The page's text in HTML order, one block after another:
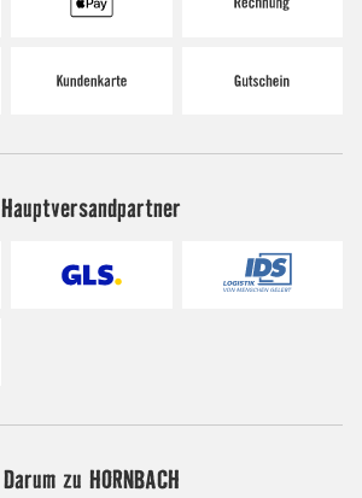
Hauptversandpartner
Darum zu HORNBACH